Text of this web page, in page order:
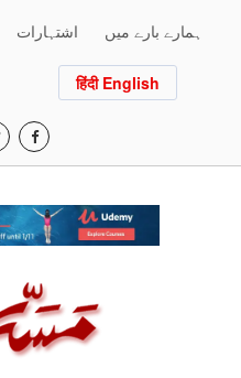
ہمارے بارے میں اشتہارات
हिंदी English